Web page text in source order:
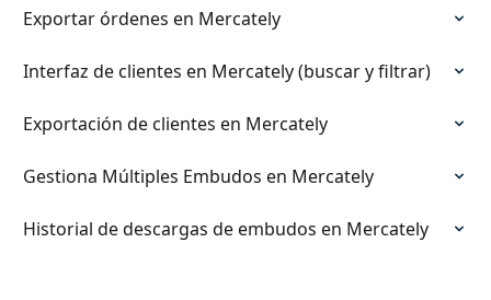
Exportar órdenes en Mercately
Interfaz de clientes en Mercately (buscar y filtrar)
Exportación de clientes en Mercately
Gestiona Múltiples Embudos en Mercately
Historial de descargas de embudos en Mercately